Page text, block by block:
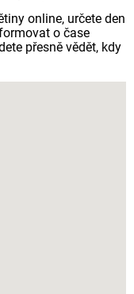
online, určete den
o čase
přesně vědět, kdy